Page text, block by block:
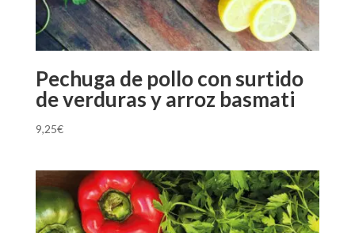
Pechuga de pollo con surtido
de verduras y arroz basmati
9,25€